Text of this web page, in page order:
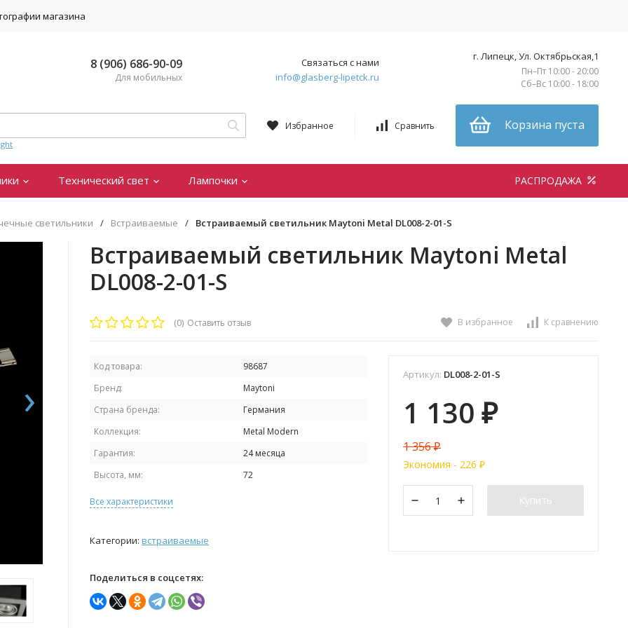
магазина
8 (906) 686-90-09
Для мобильных
Связаться с нами
info@glasberg-lipetck.ru
г. Липецк, Ул. Октябрьская,1
Пн–Пт 10:00 - 20:00
Сб–Вс 10:00 - 18:00
Избранное Сравнить Корзина пуста
Технический свет Лампочки РАСПРОДАЖА
светильники / Встраиваемые / Встраиваемый светильник Maytoni Metal DL008-2-01-S
›
Встраиваемый светильник Maytoni Metal
DL008-2-01-S
(0) Оставить отзыв В избранное К сравнению
Код товара:
98687
Бренд:
Maytoni
Страна бренда:
Германия
Коллекция:
Metal Modern
Гарантия:
24 месяца
Высота, мм:
72
Все характеристики
Категории: встраиваемые
Поделиться в соцсетях:
Артикул: DL008-2-01-S
1 130 ₽
1 356₽
Экономия - 226 ₽
Купить